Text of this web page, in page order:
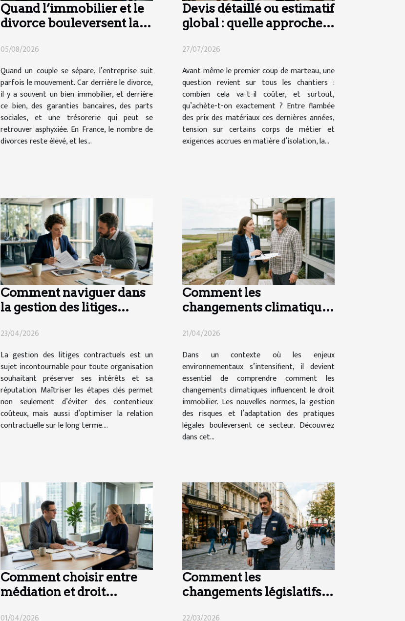
Quand l’immobilier et le
divorce bouleversent la
05/08/2026
Quand un couple se sépare, l’entreprise suit
parfois le mouvement. Car derrière le divorce,
il y a souvent un bien immobilier, et derrière
ce bien, des garanties bancaires, des parts
sociales, et une trésorerie qui peut se
retrouver asphyxiée. En France, le nombre de
divorces reste élevé, et les...
Devis détaillé ou estimatif
global : quelle approche
27/07/2026
Avant même le premier coup de marteau, une
question revient sur tous les chantiers :
combien cela va-t-il coûter, et surtout,
qu’achète-t-on exactement ? Entre flambée
des prix des matériaux ces dernières années,
tension sur certains corps de métier et
exigences accrues en matière d’isolation, la...
Comment naviguer dans
la gestion des litiges
23/04/2026
La gestion des litiges contractuels est un
sujet incontournable pour toute organisation
souhaitant préserver ses intérêts et sa
réputation. Maîtriser les étapes clés permet
non seulement d’éviter des contentieux
coûteux, mais aussi d’optimiser la relation
contractuelle sur le long terme....
Comment les
changements climatiques
immobilier ?
21/04/2026
Dans un contexte où les enjeux
environnementaux s’intensifient, il devient
essentiel de comprendre comment les
changements climatiques influencent le droit
immobilier. Les nouvelles normes, la gestion
des risques et l’adaptation des pratiques
légales bouleversent ce secteur. Découvrez
dans cet...
Comment choisir entre
médiation et droit
01/04/2026
Comment les
changements législatifs
22/03/2026